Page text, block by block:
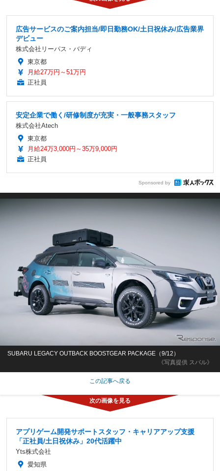
広告サービスのご案内担当/即日勤務OK/土日祝休み/広告業界
デビュー
株式会社リーパス・バディ
東京都
月給27万円～51万円
正社員
安定企業で働く/研修制度が充実・一般事務スタッフ
株式会社Atech
東京都
月給24万3,000円～35万9,000円
正社員
Sponsored by
《写真提供 スバル》
SUBARU LEGACY OUTBACK BOOSTGEAR PACKAGE（9/12）
この記事へ戻る
アプリゲーム開発サポートスタッフ・キャリアアップ支援
「正社員/土日祝休み」20代活躍中
Yts株式会社
愛知県